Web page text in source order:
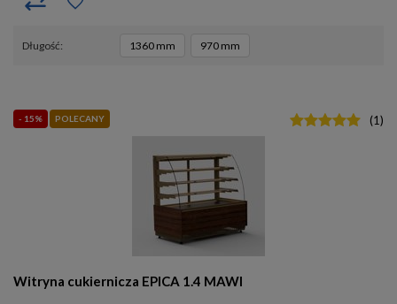
długość 1360 mm 970 mm
- 15% POLECANY
Witryna cukiernicza EPICA 1.4 MAWI
(1)